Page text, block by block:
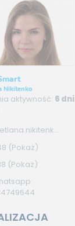
Nikitenko
aktywność: 6 dni
(Pokaż)
(Pokaż)